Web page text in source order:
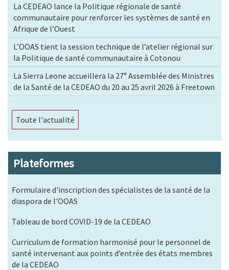
La CEDEAO lance la Politique régionale de santé
communautaire pour renforcer les systèmes de santé en
Afrique de l’Ouest
L’OOAS tient la session technique de l’atelier régional sur
la Politique de santé communautaire à Cotonou
La Sierra Leone accueillera la 27ᵉ Assemblée des Ministres
de la Santé de la CEDEAO du 20 au 25 avril 2026 à Freetown
Toute l'actualité
Plateformes
Formulaire d'inscription des spécialistes de la santé de la
diaspora de l'OOAS
Tableau de bord COVID-19 de la CEDEAO
Curriculum de formation harmonisé pour le personnel de
santé intervenant aux points d’entrée des états membres
de la CEDEAO